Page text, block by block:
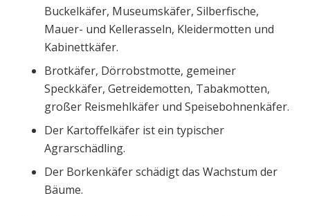
Buckelkäfer, Museumskäfer, Silberfische,
Mauer- und Kellerasseln, Kleidermotten und
Kabinettkäfer.
Brotkäfer, Dörrobstmotte, gemeiner
Speckkäfer, Getreidemotten, Tabakmotten,
großer Reismehlkäfer und Speisebohnenkäfer.
Der Kartoffelkäfer ist ein typischer
Agrarschädling.
Der Borkenkäfer schädigt das Wachstum der
Bäume.